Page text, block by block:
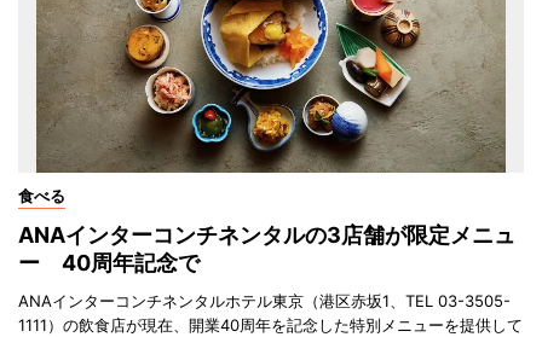
食べる
ANAインターコンチネンタルの3店舗が限定メニュ
ー 40周年記念で
ANAインターコンチネンタルホテル東京（港区赤坂1、TEL 03-3505-
1111）の飲食店が現在、開業40周年を記念した特別メニューを提供して